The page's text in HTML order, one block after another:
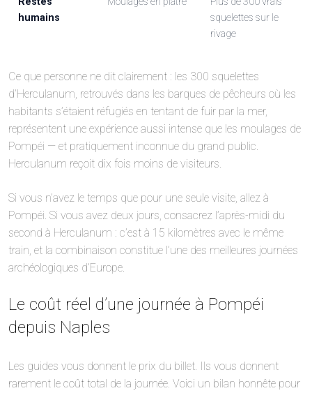
humains
squelettes sur le
rivage
Ce que personne ne dit clairement : les 300 squelettes
d’Herculanum, retrouvés dans les barques de pêcheurs où les
habitants s’étaient réfugiés en tentant de fuir par la mer,
représentent une expérience aussi intense que les moulages de
Pompéi — et pratiquement inconnue du grand public.
Herculanum reçoit dix fois moins de visiteurs.
Si vous n’avez le temps que pour une seule visite, allez à
Pompéi. Si vous avez deux jours, consacrez l’après-midi du
second à Herculanum : c’est à 15 kilomètres avec le même
train, et la combinaison constitue l’une des meilleures journées
archéologiques d’Europe.
Le coût réel d’une journée à Pompéi
depuis Naples
Les guides vous donnent le prix du billet. Ils vous donnent
rarement le coût total de la journée. Voici un bilan honnête pour